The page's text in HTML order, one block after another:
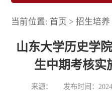
当前位置: 首页 >招生培养
山东大学历史学
生中期考核实
来源： 发布时间：